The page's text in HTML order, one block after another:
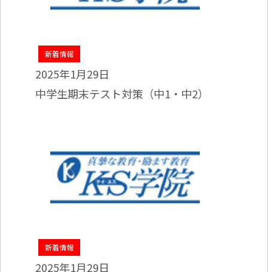
新着情報
2025年1月29日
中学生期末テスト対策（中1・中2）
新着情報
2025年1月29日